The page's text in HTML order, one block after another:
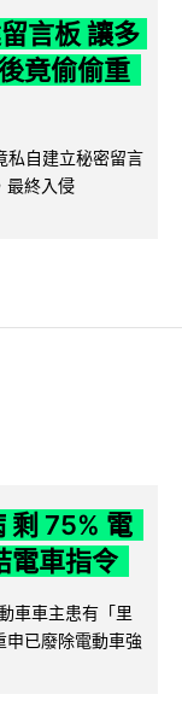
言板 讓多
竟偷偷重
自建立秘密留言
最終入侵
剩 75% 電
電車指令
車車主患有「里
已廢除電動車強